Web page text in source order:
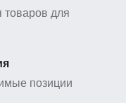
товаров для
позиции